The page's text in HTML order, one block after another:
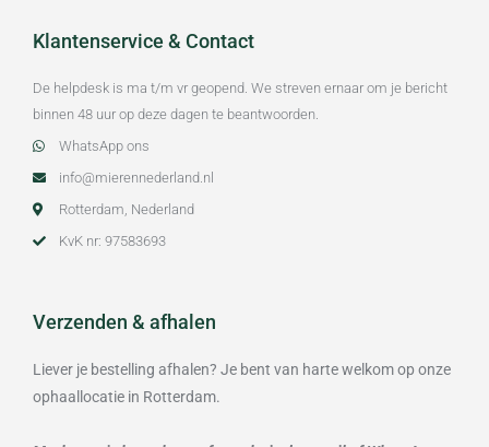
Klantenservice & Contact
De helpdesk is ma t/m vr geopend. We streven ernaar om je bericht
binnen 48 uur op deze dagen te beantwoorden.
WhatsApp ons
info@mierennederland.nl
Rotterdam, Nederland
KvK nr: 97583693
Verzenden & afhalen
Liever je bestelling afhalen? Je bent van harte welkom op onze
ophaallocatie in Rotterdam.